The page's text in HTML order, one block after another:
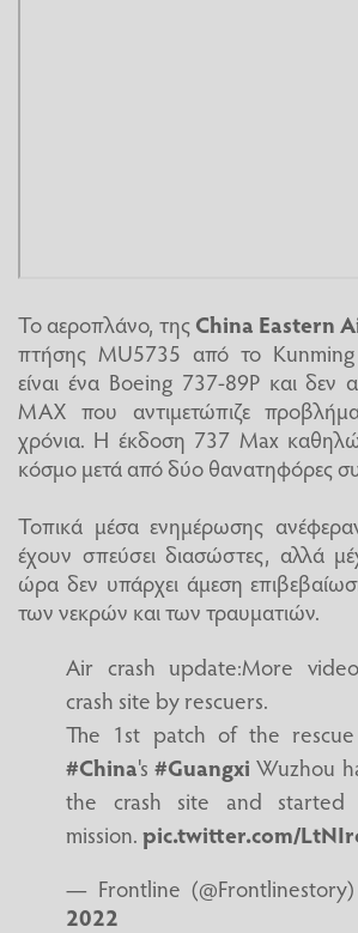
Το αεροπλάνο, της China Eastern
πτήσης MU5735 από το
είναι ένα Boeing 737-89P και δεν
MAX που αντιμετώπιζε
χρόνια. Η έκδοση 737 Max
κόσμο μετά από δύο θανατηφόρες
Τοπικά μέσα ενημέρωσης
έχουν σπεύσει διασώστες, αλλά
ώρα δεν υπάρχει άμεση
των νεκρών και των τραυματιών.
Air crash update:More
crash site by rescuers.
The 1st patch of the
#China's#Guangxi Wuzhou
the crash site and started
mission.pic.twitter.com/
— Frontline
2022